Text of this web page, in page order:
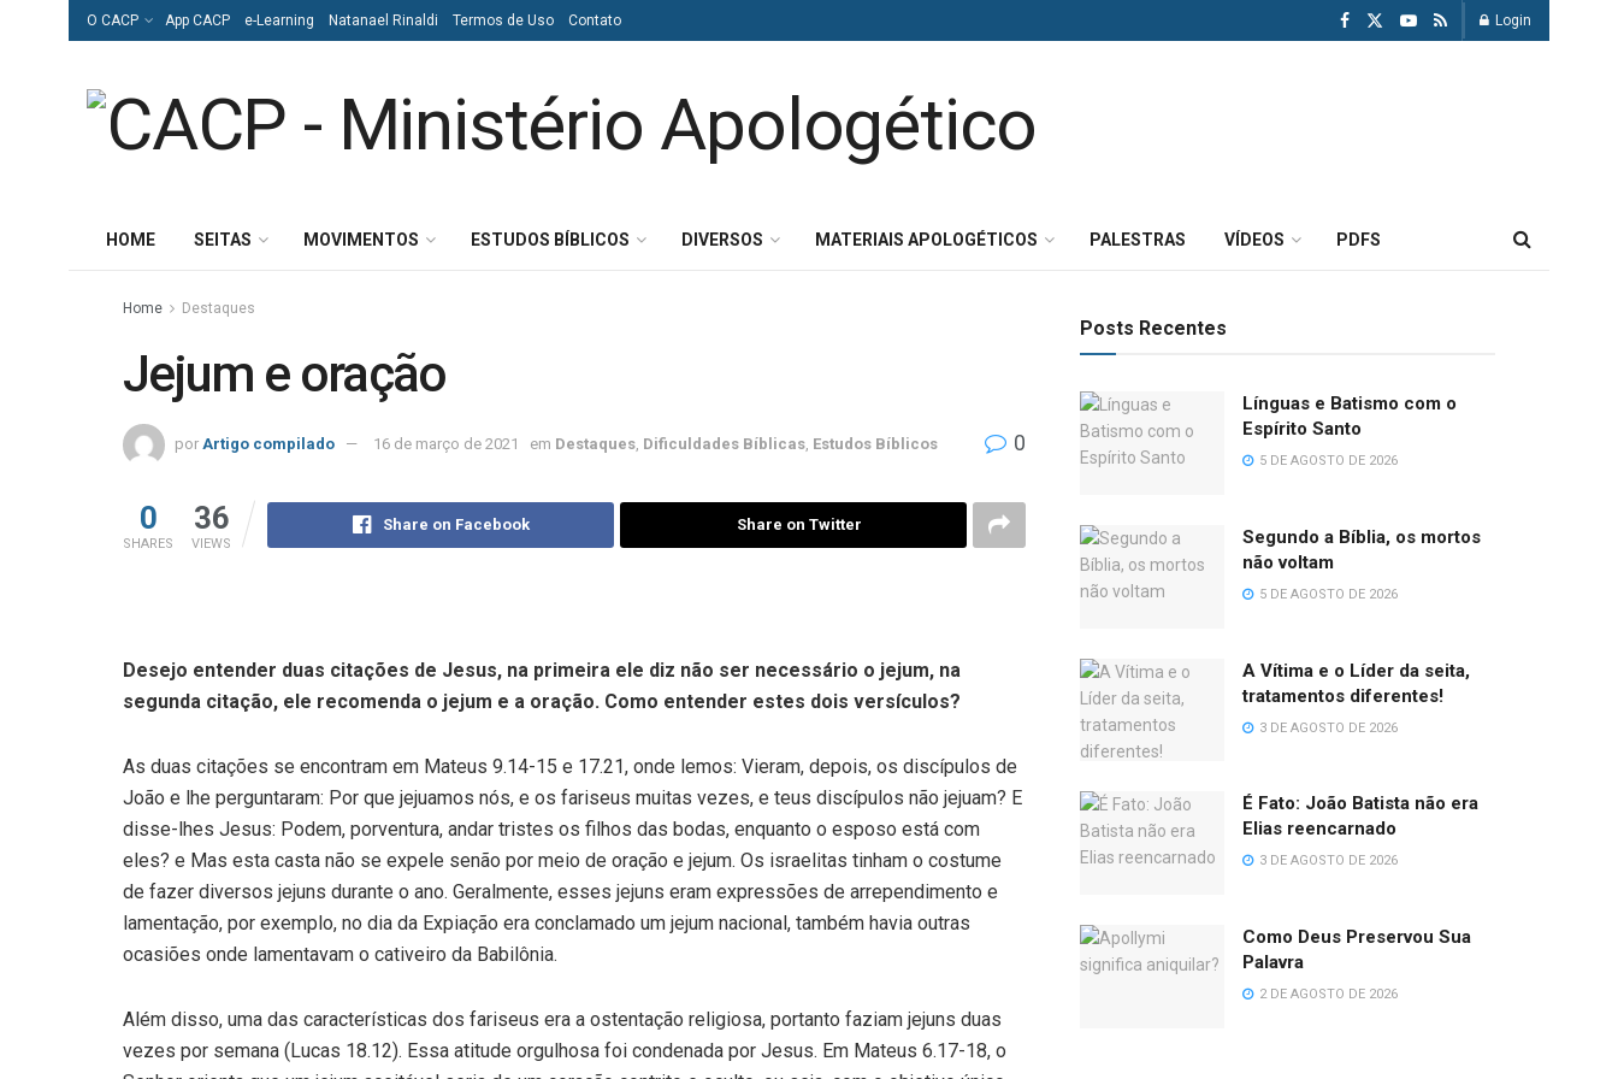
O CACP App CACP e-Learning Natanael Rinaldi Termos de Uso Contato Login
HOME SEITAS MOVIMENTOS ESTUDOS BÍBLICOS DIVERSOS MATERIAIS APOLOGÉTICOS PALESTRAS VÍDEOS PDFS
Home Destaques
Jejum e oração
por Artigo compilado 16 de março de 2021 em Destaques Dificuldades Bíblicas Estudos Bíblicos 0
0
SHARES
36
VIEWS
Share on Facebook Share on Twitter
Desejo entender duas citações de Jesus, na primeira ele diz não ser necessário o jejum, na
segunda citação, ele recomenda o jejum e a oração. Como entender estes dois versículos?
As duas citações se encontram em Mateus 9.14-15 e 17.21, onde lemos: Vieram, depois, os discípulos de
João e lhe perguntaram: Por que jejuamos nós, e os fariseus muitas vezes, e teus discípulos não jejuam? E
disse-lhes Jesus: Podem, porventura, andar tristes os filhos das bodas, enquanto o esposo está com
eles? e Mas esta casta não se expele senão por meio de oração e jejum. Os israelitas tinham o costume
de fazer diver­sos jejuns durante o ano. Geralmente, esses jejuns eram expressões de arrependimento e
lamentação, por exem­plo, no dia da Expiação era conclamado um jejum nacional, também havia outras
ocasiões onde lamentavam o cativeiro da Babilônia.
Além disso, uma das características dos fariseus era a ostentação religiosa, portanto faziam jejuns duas
vezes por semana (Lucas 18.12). Essa atitude orgulhosa foi con­denada por Jesus. Em Mateus 6.17-18, o
Posts Recentes
Línguas e Batismo com o
Espírito Santo
5 DE AGOSTO DE 2026
Segundo a Bíblia, os mortos
não voltam
5 DE AGOSTO DE 2026
A Vítima e o Líder da seita,
tratamentos diferentes!
3 DE AGOSTO DE 2026
É Fato: João Batista não era
Elias reencarnado
3 DE AGOSTO DE 2026
Como Deus Preservou Sua
Palavra
2 DE AGOSTO DE 2026